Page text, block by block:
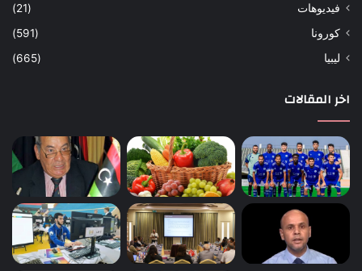
فيديوهات
(21)
كورونا
(591)
ليبيا
(665)
اخر المقالات